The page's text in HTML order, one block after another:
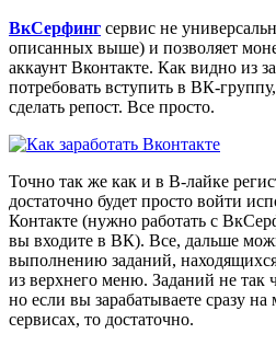
ВкСерфинг сервис не
описанных выше) и позволяет
аккаунт Вконтакте. Как видно из
потребовать вступить в ВК-
сделать репост. Все просто.
Точно так же как и в В-лайке
достаточно будет просто войти
Контакте (нужно работать с
вы входите в ВК). Все, дальше
выполнению заданий,
из верхнего меню. Заданий не так
но если вы зарабатываете сразу
сервисах, то достаточно.